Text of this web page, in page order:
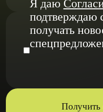
Я даю
подтверждаю
получать
Получить